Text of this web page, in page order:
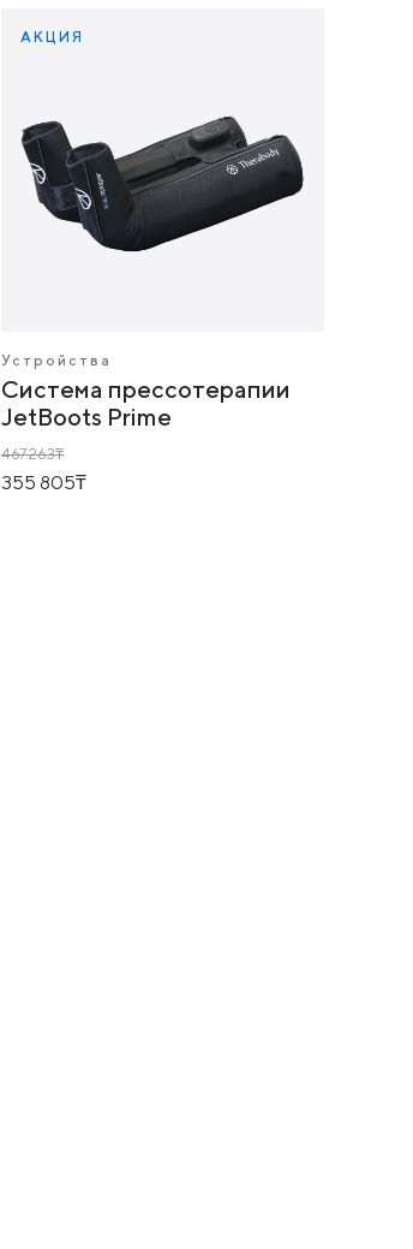
АКЦИЯ
Устройства
Система прессотерапии
JetBoots Prime
467 263
355 805